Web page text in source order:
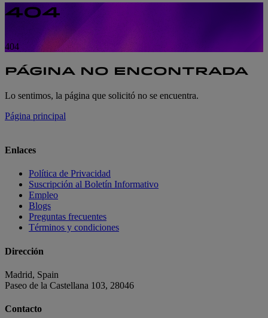
404
404
PÁGINA NO ENCONTRADA
Lo sentimos, la página que solicitó no se encuentra.
Página principal
Enlaces
Política de Privacidad
Suscripción al Boletín Informativo
Empleo
Blogs
Preguntas frecuentes
Términos y condiciones
Dirección
Madrid, Spain
Paseo de la Castellana 103, 28046
Contacto